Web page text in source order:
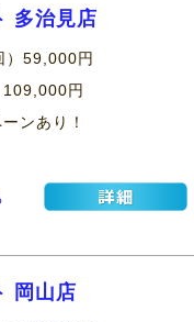
多治見店
）59,000円
円
ンあり！
岡山店